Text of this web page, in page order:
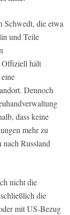
Schwedt, die etwa
und Teile
Offiziell hält
Dennoch
dass keine
mehr zu
Russland
nicht die
die
mit US-Bezug